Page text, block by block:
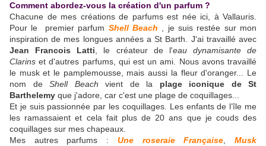
Comment abordez-vous la création d'un parfum ?
Chacune de mes créations de parfums est née ici, à Vallauris.
Pour le premier parfum Shell Beach , je suis restée sur mon
inspiration de mes longues années a St Barth. J'ai travaillé avec
Jean Francois Latti , le créateur de l'eau dynamisante de
Clarins et d'autres parfums, qui est un ami. Nous avons travaillé
le musk et le pamplemousse, mais aussi la fleur d'oranger... Le
nom de Shell Beach vient de la plage iconique de St
Barthelemy que j'adore, car c'est une plage de coquillages...
Et je suis passionnée par les coquillages. Les enfants de l’île me
les ramassaient et cela fait plus de 20 ans que je couds des
coquillages sur mes chapeaux.
Mes autres parfums : Une roseraie Française ,Musk